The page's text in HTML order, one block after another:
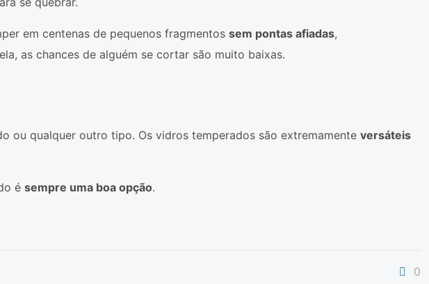
em centenas de pequenos fragmentossem pontas afiadas,
as chances de alguém se cortar são muito baixas.
ou qualquer outro tipo. Os vidros temperados são extremamenteversáteis
ésempre uma boa opção.
0